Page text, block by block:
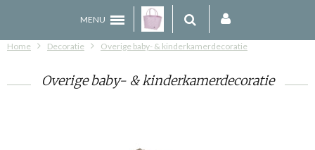
MENU
Home Decoratie Overige baby- & kinderkamerdecoratie
Overige baby- & kinderkamerdecoratie